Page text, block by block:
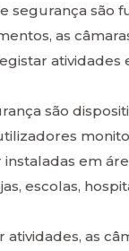
segurança são
as
são
em
escolas,
as